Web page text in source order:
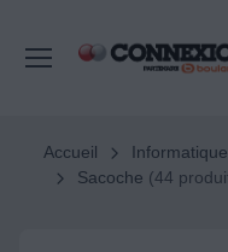
Accueil
Sacoche (44